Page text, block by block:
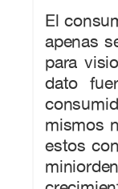
El
apenas
para
dato
mismos
estos